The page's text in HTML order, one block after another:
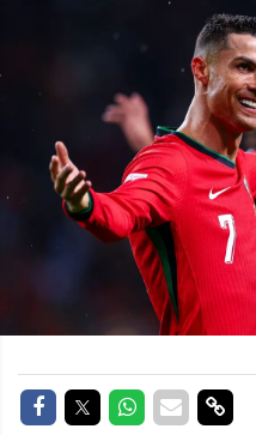
Delen op Facebook
Delen op
Delen op
Delen